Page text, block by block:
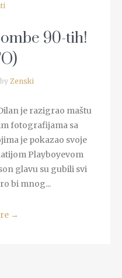
90-tih!
Zenski
je razigrao maštu
fotografijama sa
je pokazao svoje
Playboyevom
glavu su gubili svi
bi mnog...
→